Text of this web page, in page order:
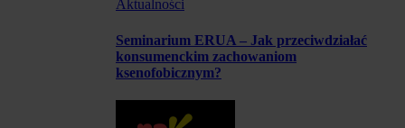
Aktualności
Seminarium ERUA – Jak przeciwdziałać
konsumenckim zachowaniom
ksenofobicznym?